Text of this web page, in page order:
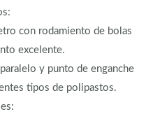
con rodamiento de bolas
excelente.
y punto de enganche
tipos de polipastos.